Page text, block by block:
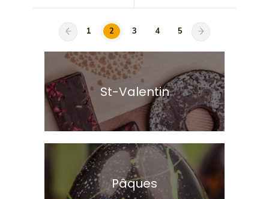
1 2 3 4 5
St-Valentin
Pâques